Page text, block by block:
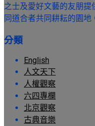
之士及愛好文藝的友朋
同道合者共同耕耘的園地
分類
English
人文天下
人權觀察
六四專欄
北京觀察
古典音樂